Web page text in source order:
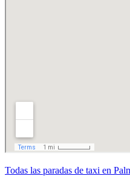
Todas las paradas de taxi en